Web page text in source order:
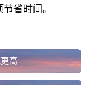
省时间。
高